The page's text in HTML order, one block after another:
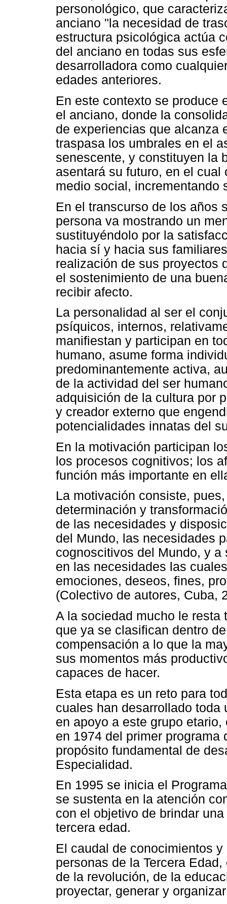
personológico, que
anciano "la necesidad de
estructura psicológica actúa
del anciano en todas sus
desarrolladora como
edades anteriores.
En este contexto se produce
el anciano, donde la
de experiencias que alcanza
traspasa los umbrales en el
senescente, y constituyen la
asentará su futuro, en el
medio social, incrementando
En el transcurso de los años
persona va mostrando un
sustituyéndolo por la
hacia sí y hacia sus
realización de sus proyectos
el sostenimiento de una
recibir afecto.
La personalidad al ser el
psíquicos, internos,
manifiestan y participan en
humano, asume forma
predominantemente activa,
de la actividad del ser
adquisición de la cultura por
y creador externo que
potencialidades innatas del
En la motivación participan
los procesos cognitivos; los
función más importante en
La motivación consiste,
determinación y
de las necesidades y
del Mundo, las necesidades
cognoscitivos del Mundo, y
en las necesidades las
emociones, deseos, fines,
(Colectivo de autores, Cuba,
A la sociedad mucho le resta
que ya se clasifican dentro
compensación a lo que la
sus momentos más
capaces de hacer.
Esta etapa es un reto para
cuales han desarrollado
en apoyo a este grupo
en 1974 del primer programa
propósito fundamental de
Especialidad.
En 1995 se inicia el
se sustenta en la atención
con el objetivo de brindar
tercera edad.
El caudal de conocimientos
personas de la Tercera
de la revolución, de la
proyectar, generar y